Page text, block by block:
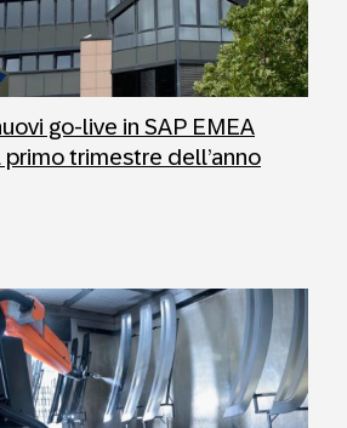
go-live in SAP EMEA
trimestre dell’anno